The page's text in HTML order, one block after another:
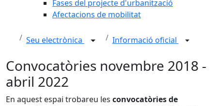
Fases del projecte d'urbanització
Afectacions de mobilitat
Seu electrònica Informació oficial
Convocatòries novembre 2018 -
abril 2022
En aquest espai trobareu les convocatòries de